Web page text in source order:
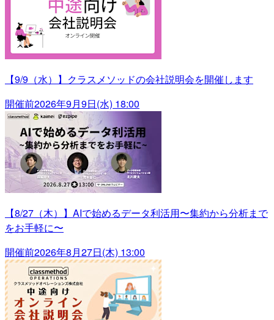
【9/9（水）】クラスメソッドの会社説明会を開催します
開催前2026年9月9日(水) 18:00
【8/27（木）】AIで始めるデータ利活用〜集約から分析まで
をお手軽に〜
開催前2026年8月27日(木) 13:00